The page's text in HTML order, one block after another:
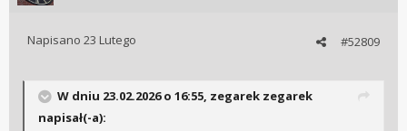
#52809
Napisano 23 Lutego
W dniu 23.02.2026 o 16:55, zegarek zegarek
napisał(-a):